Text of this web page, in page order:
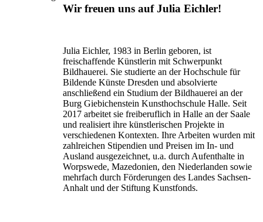
Wir freuen uns auf Julia Eichler!
Julia Eichler, 1983 in Berlin geboren, ist
freischaffende Künstlerin mit Schwerpunkt
Bildhauerei. Sie studierte an der Hochschule für
Bildende Künste Dresden und absolvierte
anschließend ein Studium der Bildhauerei an der
Burg Giebichenstein Kunsthochschule Halle. Seit
2017 arbeitet sie freiberuflich in Halle an der Saale
und realisiert ihre künstlerischen Projekte in
verschiedenen Kontexten. Ihre Arbeiten wurden mit
zahlreichen Stipendien und Preisen im In- und
Ausland ausgezeichnet, u.a. durch Aufenthalte in
Worpswede, Mazedonien, den Niederlanden sowie
mehrfach durch Förderungen des Landes Sachsen-
Anhalt und der Stiftung Kunstfonds.